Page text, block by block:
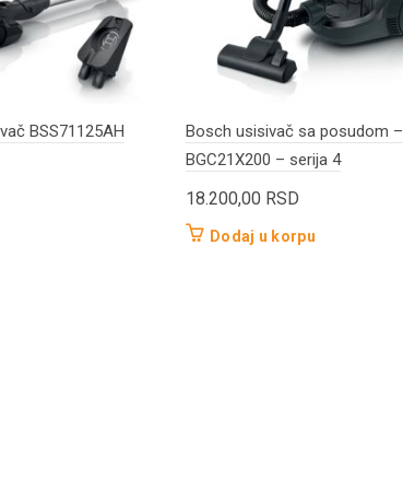
BSS71125AH
Bosch usisivač sa posudom –
BGC21X200 – serija 4
18.200,00 RSD
Dodaj u korpu